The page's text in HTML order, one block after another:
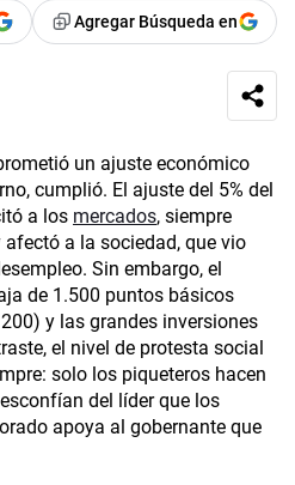
Agregar Búsqueda en
un ajuste económico
cumplió. El ajuste del 5% del
a los mercados, siempre
a la sociedad, que vio
Sin embargo, el
de 1.500 puntos básicos
y las grandes inversiones
el nivel de protesta social
solo los piqueteros hacen
del líder que los
apoya al gobernante que